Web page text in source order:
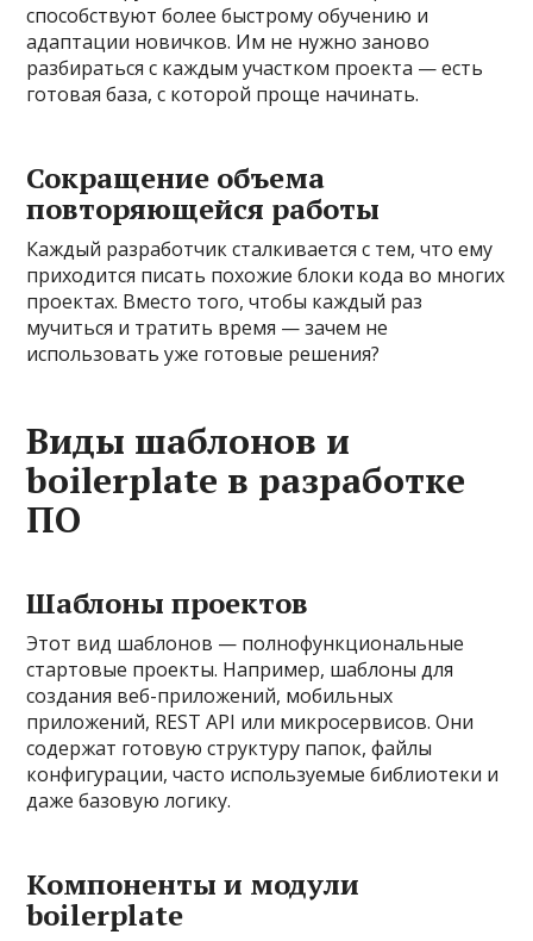
способствуют более быстрому обучению и
адаптации новичков. Им не нужно заново
разбираться с каждым участком проекта — есть
готовая база, с которой проще начинать.
Сокращение объема
повторяющейся работы
Каждый разработчик сталкивается с тем, что ему
приходится писать похожие блоки кода во многих
проектах. Вместо того, чтобы каждый раз
мучиться и тратить время — зачем не
использовать уже готовые решения?
Виды шаблонов и
boilerplate в разработке
ПО
Шаблоны проектов
Этот вид шаблонов — полнофункциональные
стартовые проекты. Например, шаблоны для
создания веб-приложений, мобильных
приложений, REST API или микросервисов. Они
содержат готовую структуру папок, файлы
конфигурации, часто используемые библиотеки и
даже базовую логику.
Компоненты и модули
boilerplate